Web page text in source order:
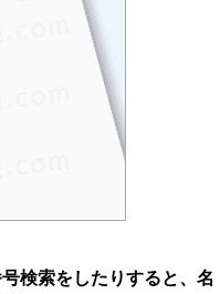
検索をしたりすると、名